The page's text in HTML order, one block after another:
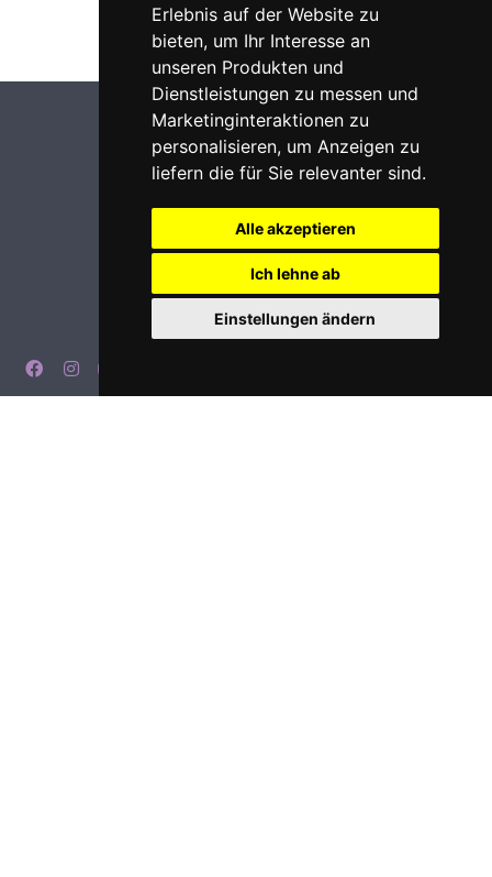
Erlebnis auf der Website zu
bieten, um Ihr Interesse an
unseren Produkten und
Dienstleistungen zu messen und
Marketinginteraktionen zu
personalisieren, um Anzeigen zu
liefern die für Sie relevanter sind.
Alle akzeptieren
Ich lehne ab
Einstellungen ändern